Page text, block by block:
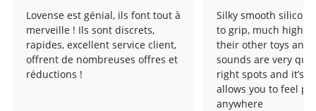
Lovense est génial, ils font tout à
merveille ! Ils sont discrets,
rapides, excellent service client,
offrent de nombreuses offres et
réductions !
Silky smooth
to grip, much
their other toys and
sounds are very
right spots and it’s
allows you to feel
anywhere